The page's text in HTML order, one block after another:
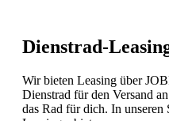
Dienstrad-
Wir bieten Leasing über
Dienstrad für den Versand
das Rad für dich. In unseren